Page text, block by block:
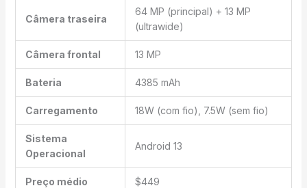
Câmera traseira
64 MP (principal) + 13 MP
(ultrawide)
Câmera frontal 13 MP
Bateria 4385 mAh
Carregamento 18W (com fio), 7.5W (sem fio)
Sistema
Operacional
Android 13
Preço médio $449